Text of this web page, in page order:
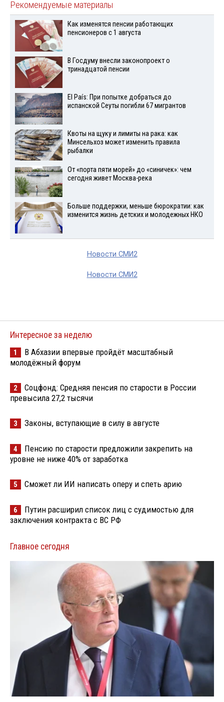
Рекомендуемые материалы
Как изменятся пенсии работающих
пенсионеров с 1 августа
В Госдуму внесли законопроект о
тринадцатой пенсии
El País: При попытке добраться до
испанской Сеуты погибли 67 мигрантов
Квоты на щуку и лимиты на рака: как
Минсельхоз может изменить правила
рыбалки
От «порта пяти морей» до «синичек»: чем
сегодня живет Москва-река
Больше поддержки, меньше бюрократии: как
изменится жизнь детских и молодежных НКО
Новости СМИ2
Новости СМИ2
Интересное за неделю
1
В Абхазии впервые пройдёт масштабный
молодёжный форум
2
Соцфонд: Средняя пенсия по старости в России
превысила 27,2 тысячи
3 Законы, вступающие в силу в августе
4
Пенсию по старости предложили закрепить на
уровне не ниже 40% от заработка
5 Сможет ли ИИ написать оперу и спеть арию
6
Путин расширил список лиц с судимостью для
заключения контракта с ВС РФ
Главное сегодня